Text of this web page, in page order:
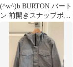
(^w^)b BURTON バート
ン 前開きスナップボタ
ン ウィンタースポーツ
フルジップアップ サイ
ドポケット スノーウェ
ア スノーボード フード
付き ポリエステル